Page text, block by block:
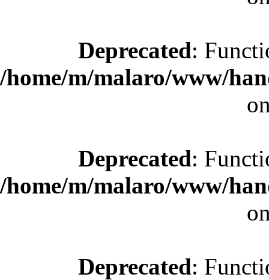
Deprecated:
/home/m/malaro/www/
Deprecated:
/home/m/malaro/www/
Deprecated: